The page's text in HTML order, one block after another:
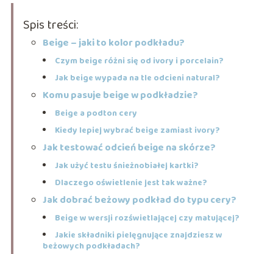
Spis treści:
Beige – jaki to kolor podkładu?
Czym beige różni się od ivory i porcelain?
Jak beige wypada na tle odcieni natural?
Komu pasuje beige w podkładzie?
Beige a podton cery
Kiedy lepiej wybrać beige zamiast ivory?
Jak testować odcień beige na skórze?
Jak użyć testu śnieżnobiałej kartki?
Dlaczego oświetlenie jest tak ważne?
Jak dobrać beżowy podkład do typu cery?
Beige w wersji rozświetlającej czy matującej?
Jakie składniki pielęgnujące znajdziesz w
beżowych podkładach?